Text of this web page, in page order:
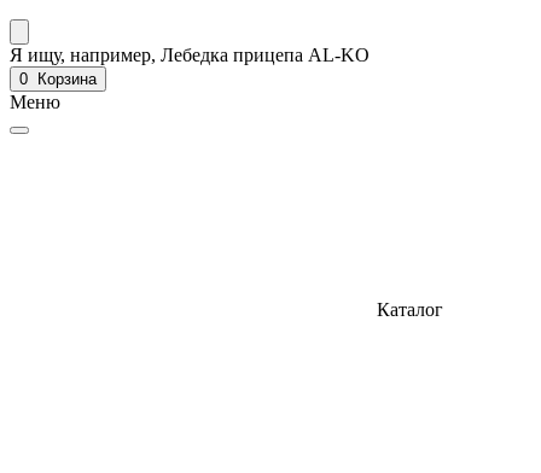
Я ищу, например, Лебедка прицепа AL-KO
0 Корзина
Меню
Каталог